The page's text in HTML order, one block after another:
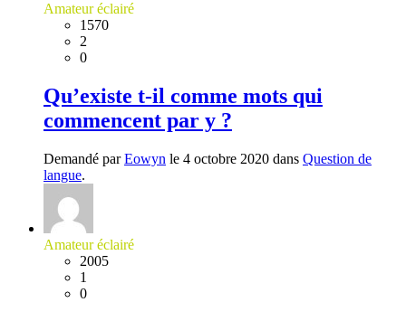
Amateur éclairé
1570
2
0
Qu’existe t-il comme mots qui
commencent par y ?
Demandé parEowyn le 4 octobre 2020 dans Question de
langue.
Amateur éclairé
2005
1
0